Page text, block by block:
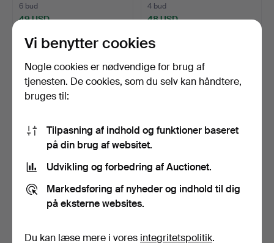
6 bud
49 USD
4 bud
48 USD
JOHN ANDERSSON
(1900-1969). Miniaturer, 8 …
Opnåede hammerslag 16 mar
48 USD
JOHN ANDERSSON
(1900-1969). Skål, stentøj,…
Opnåede hammerslag 16 mar
43 USD
Vi benytter cookies
Nogle cookies er nødvendige for brug af
tjenesten. De cookies, som du selv kan håndtere,
bruges til:
Tilpasning af indhold og funktioner baseret
på din brug af websitet.
Udvikling og forbedring af Auctionet.
Markedsføring af nyheder og indhold til dig
på eksterne websites.
Du kan læse mere i vores integritetspolitik.